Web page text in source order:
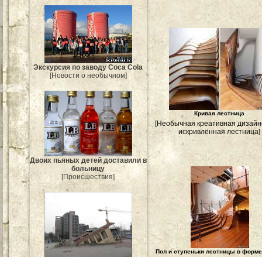
Экскурсия по заводу Coca Cola
[Новости о необычном]
Двоих пьяных детей доставили в
больницу
[Происшествия]
Кривая лестница
[Необычная креативная
искривлённая лестница]
Пол и ступеньки лестницы в